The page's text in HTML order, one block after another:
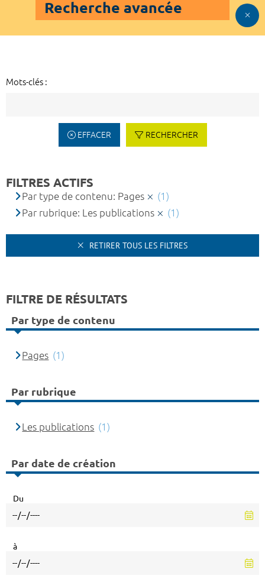
Recherche avancée
Mots-clés :
EFFACER RECHERCHER
FILTRES ACTIFS
Par type de contenu: Pages
(1)
Par rubrique: Les publications
(1)
RETIRER TOUS LES FILTRES
FILTRE DE RÉSULTATS
Par type de contenu
Pages (1)
Par rubrique
Les publications (1)
Par date de création
Du
à